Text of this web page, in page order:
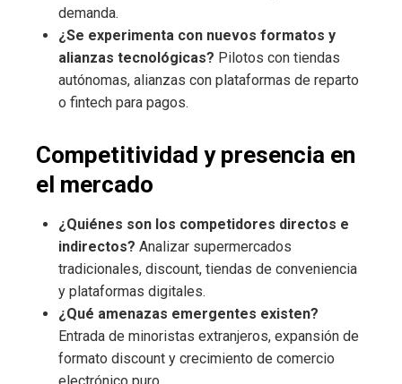
demanda.
¿Se experimenta con nuevos formatos y
alianzas tecnológicas? Pilotos con tiendas
autónomas, alianzas con plataformas de reparto
o fintech para pagos.
Competitividad y presencia en
el mercado
¿Quiénes son los competidores directos e
indirectos? Analizar supermercados
tradicionales, discount, tiendas de conveniencia
y plataformas digitales.
¿Qué amenazas emergentes existen?
Entrada de minoristas extranjeros, expansión de
formato discount y crecimiento de comercio